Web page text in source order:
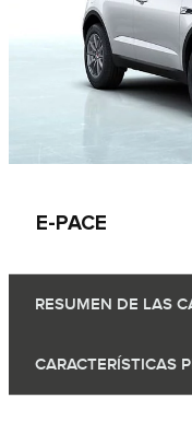
E-PACE
RESUMEN DE LAS
CARACTERÍSTICAS